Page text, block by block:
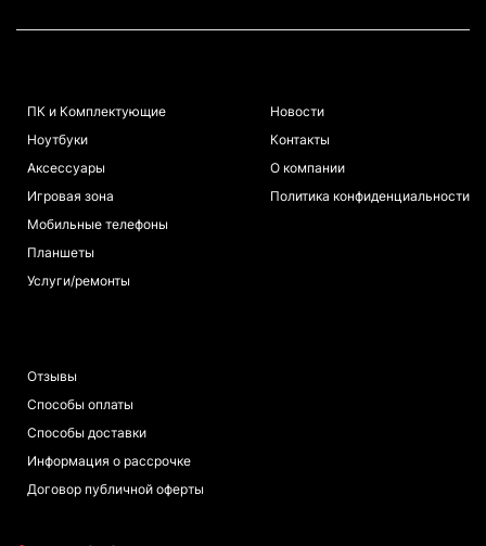
ПК и Комплектующие
Ноутбуки
Аксессуары
Игровая зона
Мобильные телефоны
Планшеты
Услуги/ремонты
Новости
Контакты
О компании
Политика конфиденциальности
Отзывы
Способы оплаты
Способы доставки
Информация о рассрочке
Договор публичной оферты